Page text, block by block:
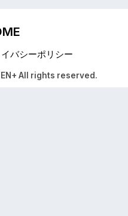
バシーポリシー
All rights reserved.